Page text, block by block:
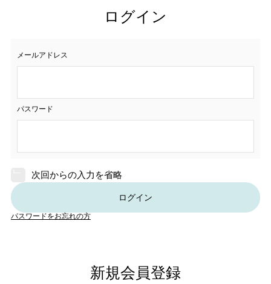
ログイン
メールアドレス
パスワード
次回からの入力を省略
ログイン
パスワードをお忘れの方
新規会員登録